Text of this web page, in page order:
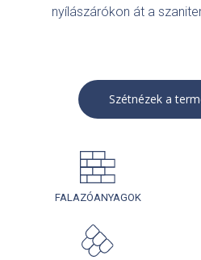
nyílászárókon át a
Szétnézek a
FALAZÓANYAGOK